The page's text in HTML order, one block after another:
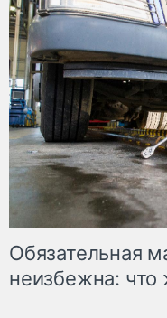
Обязательная
неизбежна: что